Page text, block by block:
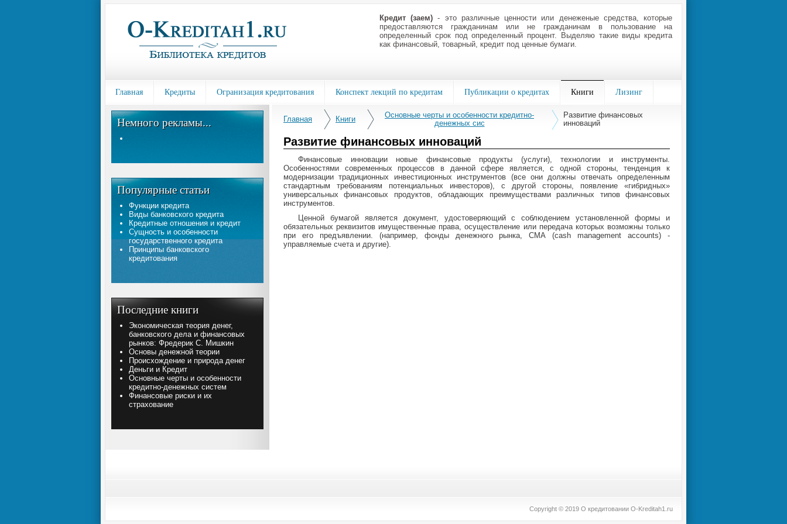
Кредит (заем) - это различные ценности или денеженые средства, которые
предоставляются гражданинам или не гражданинам в пользование на
определенный срок под определенный процент. Выделяю такие виды кредита
как финансовый, товарный, кредит под ценные бумаги.
Главная Кредиты Огранизация кредитования Конспект лекций по кредитам Публикации о кредитах Книги Лизинг
Главная Книги
Основные черты и особенности кредитно-
денежных сис
Развитие финансовых
инноваций
Развитие финансовых инноваций
Финансовые инновации новые финансовые продукты (услуги), технологии и инструменты.
Особенностями современных процессов в данной сфере является, с одной стороны, тенденция к
модернизации традиционных инвестиционных инструментов (все они должны отвечать определенным
стандартным требованиям потенциальных инвесторов), с другой стороны, появление «гибридных»
универсальных финансовых продуктов, обладающих преимуществами различных типов финансовых
инструментов.
Ценной бумагой является документ, удостоверяющий с соблюдением установленной формы и
обязательных реквизитов имущественные права, осуществление или передача которых возможны только
при его предъявлении. (например, фонды денежного рынка, СМА (cash management accounts) -
управляемые счета и другие).
Немного рекламы...
Популярные статьи
Функции кредита
Виды банковского кредита
Кредитные отношения и кредит
Сущность и особенности
государственного кредита
Принципы банковского
кредитования
Последние книги
Экономическая теория денег,
банковского дела и финансовых
рынков: Фредерик С. Мишкин
Основы денежной теории
Происхождение и природа денег
Деньги и Кредит
Основные черты и особенности
кредитно-денежных систем
Финансовые риски и их
страхование
Copyright © 2019 О кредитовании O-Kreditah1.ru